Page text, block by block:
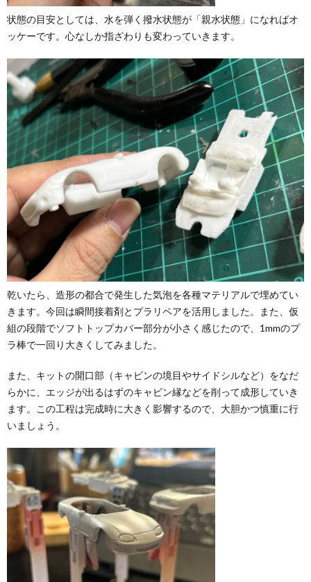
状態の目安としては、水を弾く撥水状態が「親水状態」になればオ
ッケーです。心なしか指ざわりも変わっていきます。
乾いたら、造形の都合で発生した気泡を各種マテリアルで埋めてい
きます。今回は瞬間接着剤とプラリペアを活用しました。また、仮
組の段階でソフトトップカバー部分が小さく感じたので、1mmのプ
ラ棒で一回り大きくしてみました。
また、キットの開口部（キャビンの境目やサイドシルなど）をなだ
らかに、エッジが出るはずのキャビン縁などを削って成形していき
ます。この工程は完成時に大きく影響するので、大胆かつ慎重に行
いましょう。